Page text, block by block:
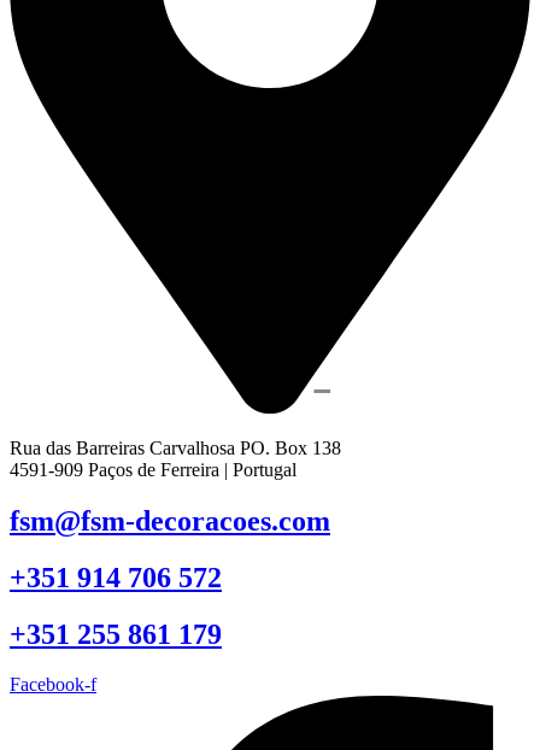
Rua das Barreiras Carvalhosa PO. Box 138
4591-909 Paços de Ferreira | Portugal
fsm@fsm-decoracoes.com
+351 914 706 572
+351 255 861 179
Facebook-f